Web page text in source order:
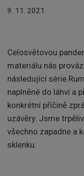
9. 11. 2021
Celosvětovou
materiálu nás
následující série
naplněné do láhví a
konkrétní příčině
uzávěry. Jsme
všechno zapadne a
sklenku.